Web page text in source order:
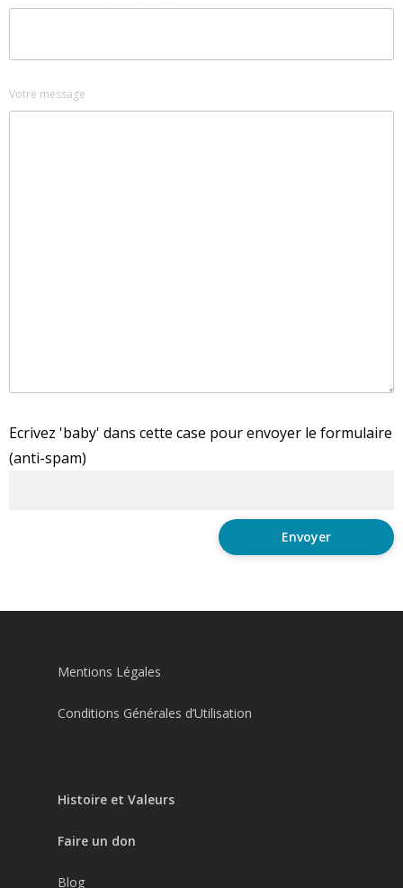
Votre message
Ecrivez 'baby' dans cette case pour envoyer le formulaire
(anti-spam)
Mentions Légales
Conditions Générales d’Utilisation
Histoire et Valeurs
Faire un don
Blog